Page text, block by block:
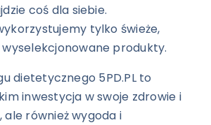
coś dla siebie.
tylko świeże,
produkty.
dietetycznego 5PD.PL to
inwestycja w swoje zdrowie i
również wygoda i